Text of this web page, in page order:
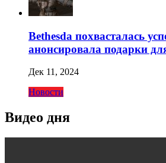
Bethesda похвасталась
анонсировала подарки
Дек 11, 2024
Новости
Видео дня